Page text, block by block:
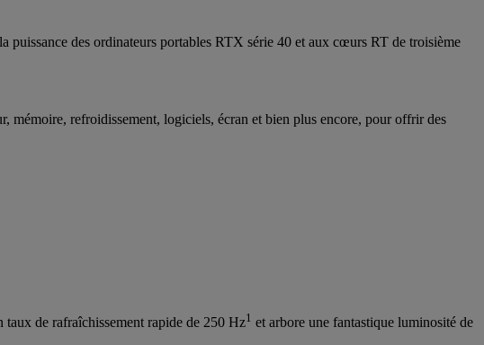
des ordinateurs portables RTX série 40 et aux cœurs RT de troisième
mémoire, refroidissement, logiciels, écran et bien plus encore, pour offrir des
taux de rafraîchissement rapide de 250 Hz1 et arbore une fantastique luminosité de